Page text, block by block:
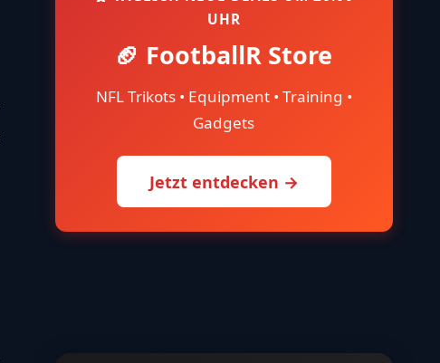
UHR
🏈 FootballR Store
NFL Trikots • Equipment • Training •
Gadgets
Jetzt entdecken →